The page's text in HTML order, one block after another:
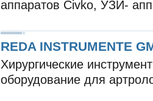
аппаратов Civko, УЗИ-
REDA INSTRUMENTE
Хирургические
оборудование для